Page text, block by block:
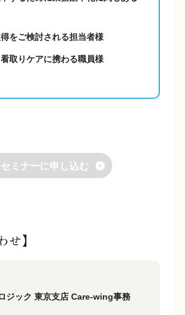
をご検討される担当者様
取りケアに携わる職員様
セミナーに申し込む
せ】
ジック 東京支店 Care-wing事務